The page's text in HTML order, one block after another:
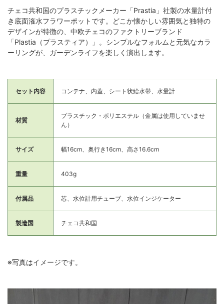
チェコ共和国のプラスチックメーカー「Prastia」社製の水量計付
き底面潅水フラワーポットです。どこか懐かしい雰囲気と独特の
デザインが特徴の、中欧チェコのファクトリーブランド
「Plastia（プラスティア）」。シンプルなフォルムと元気なカラ
ーリングが、ガーデンライフを楽しく演出します。
セット内容 コンテナ、内蓋、シート状給水帯、水量計
材質
プラスチック・ポリエステル（金属は使用していませ
ん）
サイズ 幅16cm、奥行き16cm、高さ16.6cm
重量 403g
付属品 芯、水位計用チューブ、水位インジケーター
製造国 チェコ共和国
※写真はイメージです。